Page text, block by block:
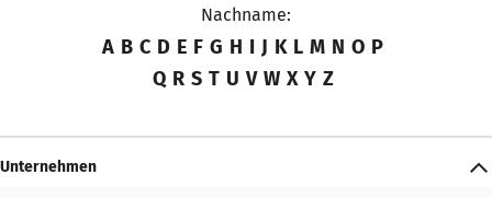
Nachname:
A B C D E F G H I J K L M N O P
Q R S T U V W X Y Z
Unternehmen